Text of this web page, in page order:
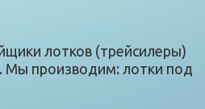
лотков (трейсилеры)
Мы производим: лотки под